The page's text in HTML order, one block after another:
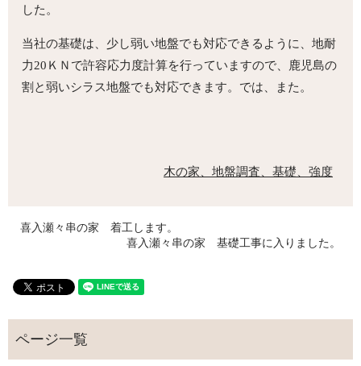
した。
当社の基礎は、少し弱い地盤でも対応できるように、地耐
力20ＫＮで許容応力度計算を行っていますので、鹿児島の
割と弱いシラス地盤でも対応できます。では、また。
木の家、地盤調査、基礎、強度
喜入瀬々串の家 着工します。
喜入瀬々串の家 基礎工事に入りました。